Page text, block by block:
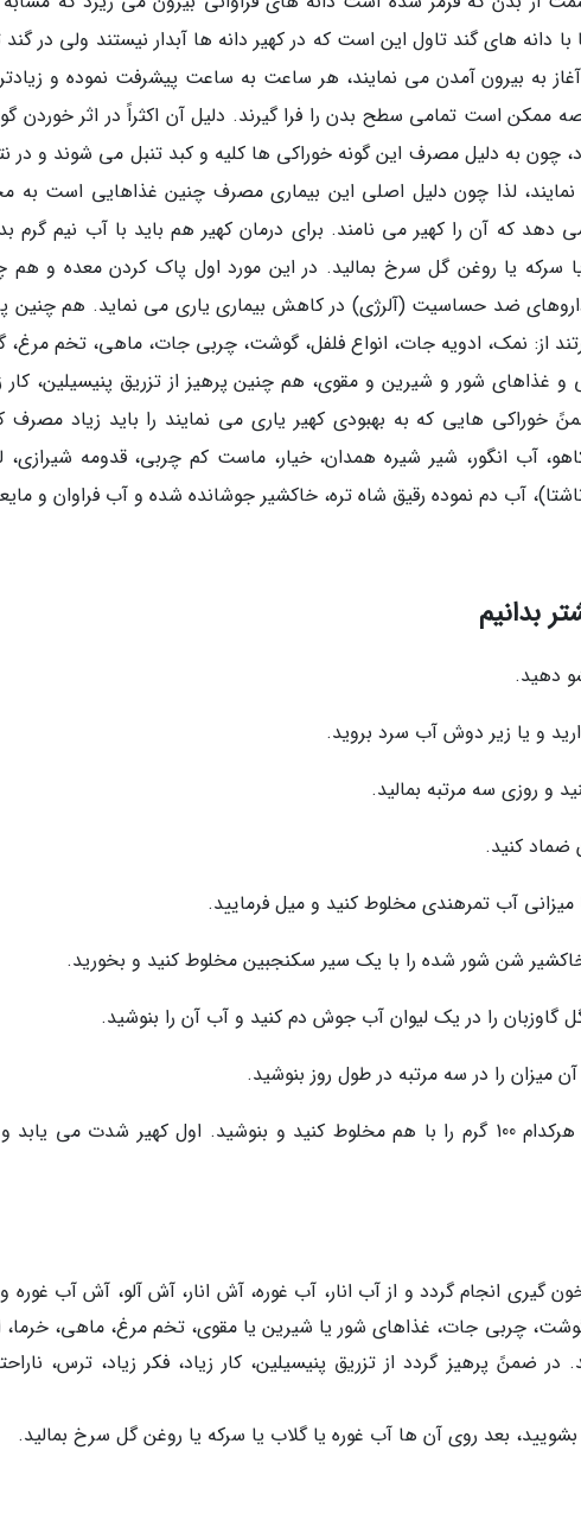
دانه های گند تاول این است که در کهیر دانه ها آبدار نیستند ولی در گند
آغاز به بیرون آمدن می نمایند، هر ساعت به ساعت پیشرفت نموده و
است تمامی سطح بدن را فرا گیرند. دلیل آن اکثراً در اثر خوردن
چون به دلیل مصرف این گونه خوراکی ها کلیه و کبد تنبل می شوند و در
نمایند، لذا چون دلیل اصلی این بیماری مصرف چنین غذاهایی است
که آن را کهیر می نامند. برای درمان کهیر هم باید با آب نیم گرم
سرکه یا روغن گل سرخ بمالید. در این مورد اول پاک کردن معده و هم
ضد حساسیت (آلرژی) در کاهش بیماری یاری می نماید. هم چنین
از: نمک، ادویه جات، انواع فلفل، گوشت، چربی جات، ماهی، تخم مرغ،
و غذاهای شور و شیرین و مقوی، هم چنین پرهیز از تزریق پنیسیلین، کار
خوراکی هایی که به بهبودی کهیر یاری می نمایند را باید زیاد مصرف
آب انگور، شیر شیره همدان، خیار، ماست کم چربی، قدومه شیرازی،
آب دم نموده رقیق شاه تره، خاکشیر جوشانده شده و آب فراوان و
بدانیم
دهید.
و یا زیر دوش آب سرد بروید.
و روزی سه مرتبه بمالید.
ضماد کنید.
آب تمرهندی مخلوط کنید و میل فرمایید.
را در یک لیوان آب جوش دم کنید و آب آن را بنوشید.
میزان را در سه مرتبه در طول روز بنوشید.
* هر روز آب لیمو و آب نارنج و آب غوره از هرکدام 100 گرم را با هم مخلوط کنید و بنوشید. اول کهیر شدت می
خون گیری انجام گردد و از آب انار، آب غوره، آش انار، آش آلو، آش آب
چربی جات، غذاهای شور یا شیرین یا مقوی، تخم مرغ، ماهی، خرما،
ضمنً پرهیز گردد از تزریق پنیسیلین، کار زیاد، فکر زیاد، ترس،
بعد روی آن ها آب غوره یا گلاب یا سرکه یا روغن گل سرخ بمالید.